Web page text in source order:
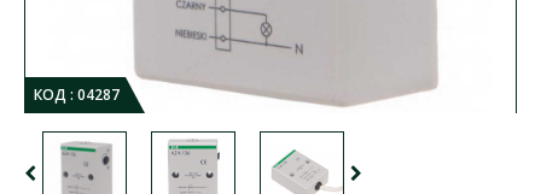
КОД : 04287